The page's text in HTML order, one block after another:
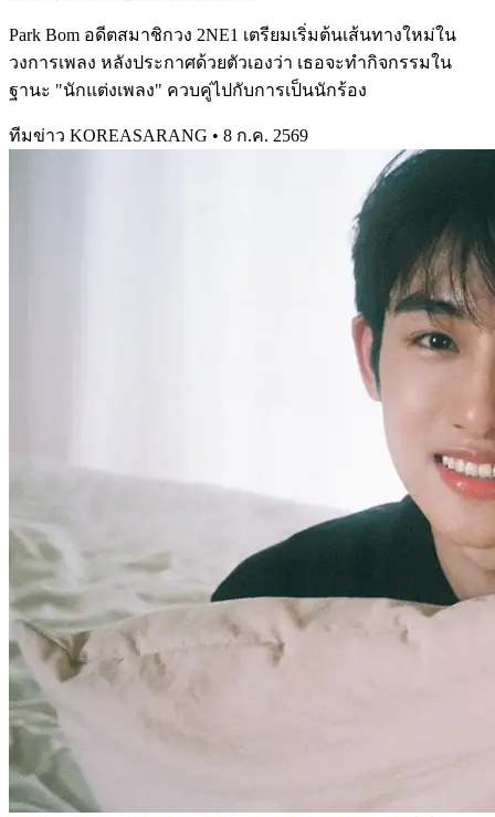
Park Bom อดีตสมาชิกวง 2NE1 เตรียมเริ่มต้นเส้นทางใหม่ใน
วงการเพลง หลังประกาศด้วยตัวเองว่า เธอจะทำกิจกรรมใน
ฐานะ "นักแต่งเพลง" ควบคู่ไปกับการเป็นนักร้อง
ทีมข่าว KOREASARANG • 8 ก.ค. 2569